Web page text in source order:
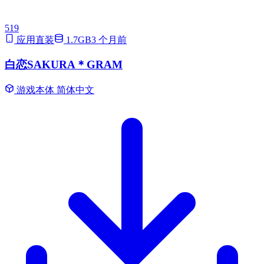
519
应用直装
1.7GB3 个月前
白恋SAKURA＊GRAM
游戏本体 简体中文